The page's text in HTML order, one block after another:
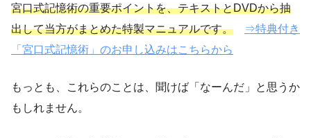
宮口式記憶術の重要ポイントを、テキストとDVDから抽
出して当方がまとめた特製マニュアルです。
⇒特典付き
「宮口式記憶術」のお申し込みはこちらから
もっとも、これらのことは、聞けば「なーんだ」と思うか
もしれません。